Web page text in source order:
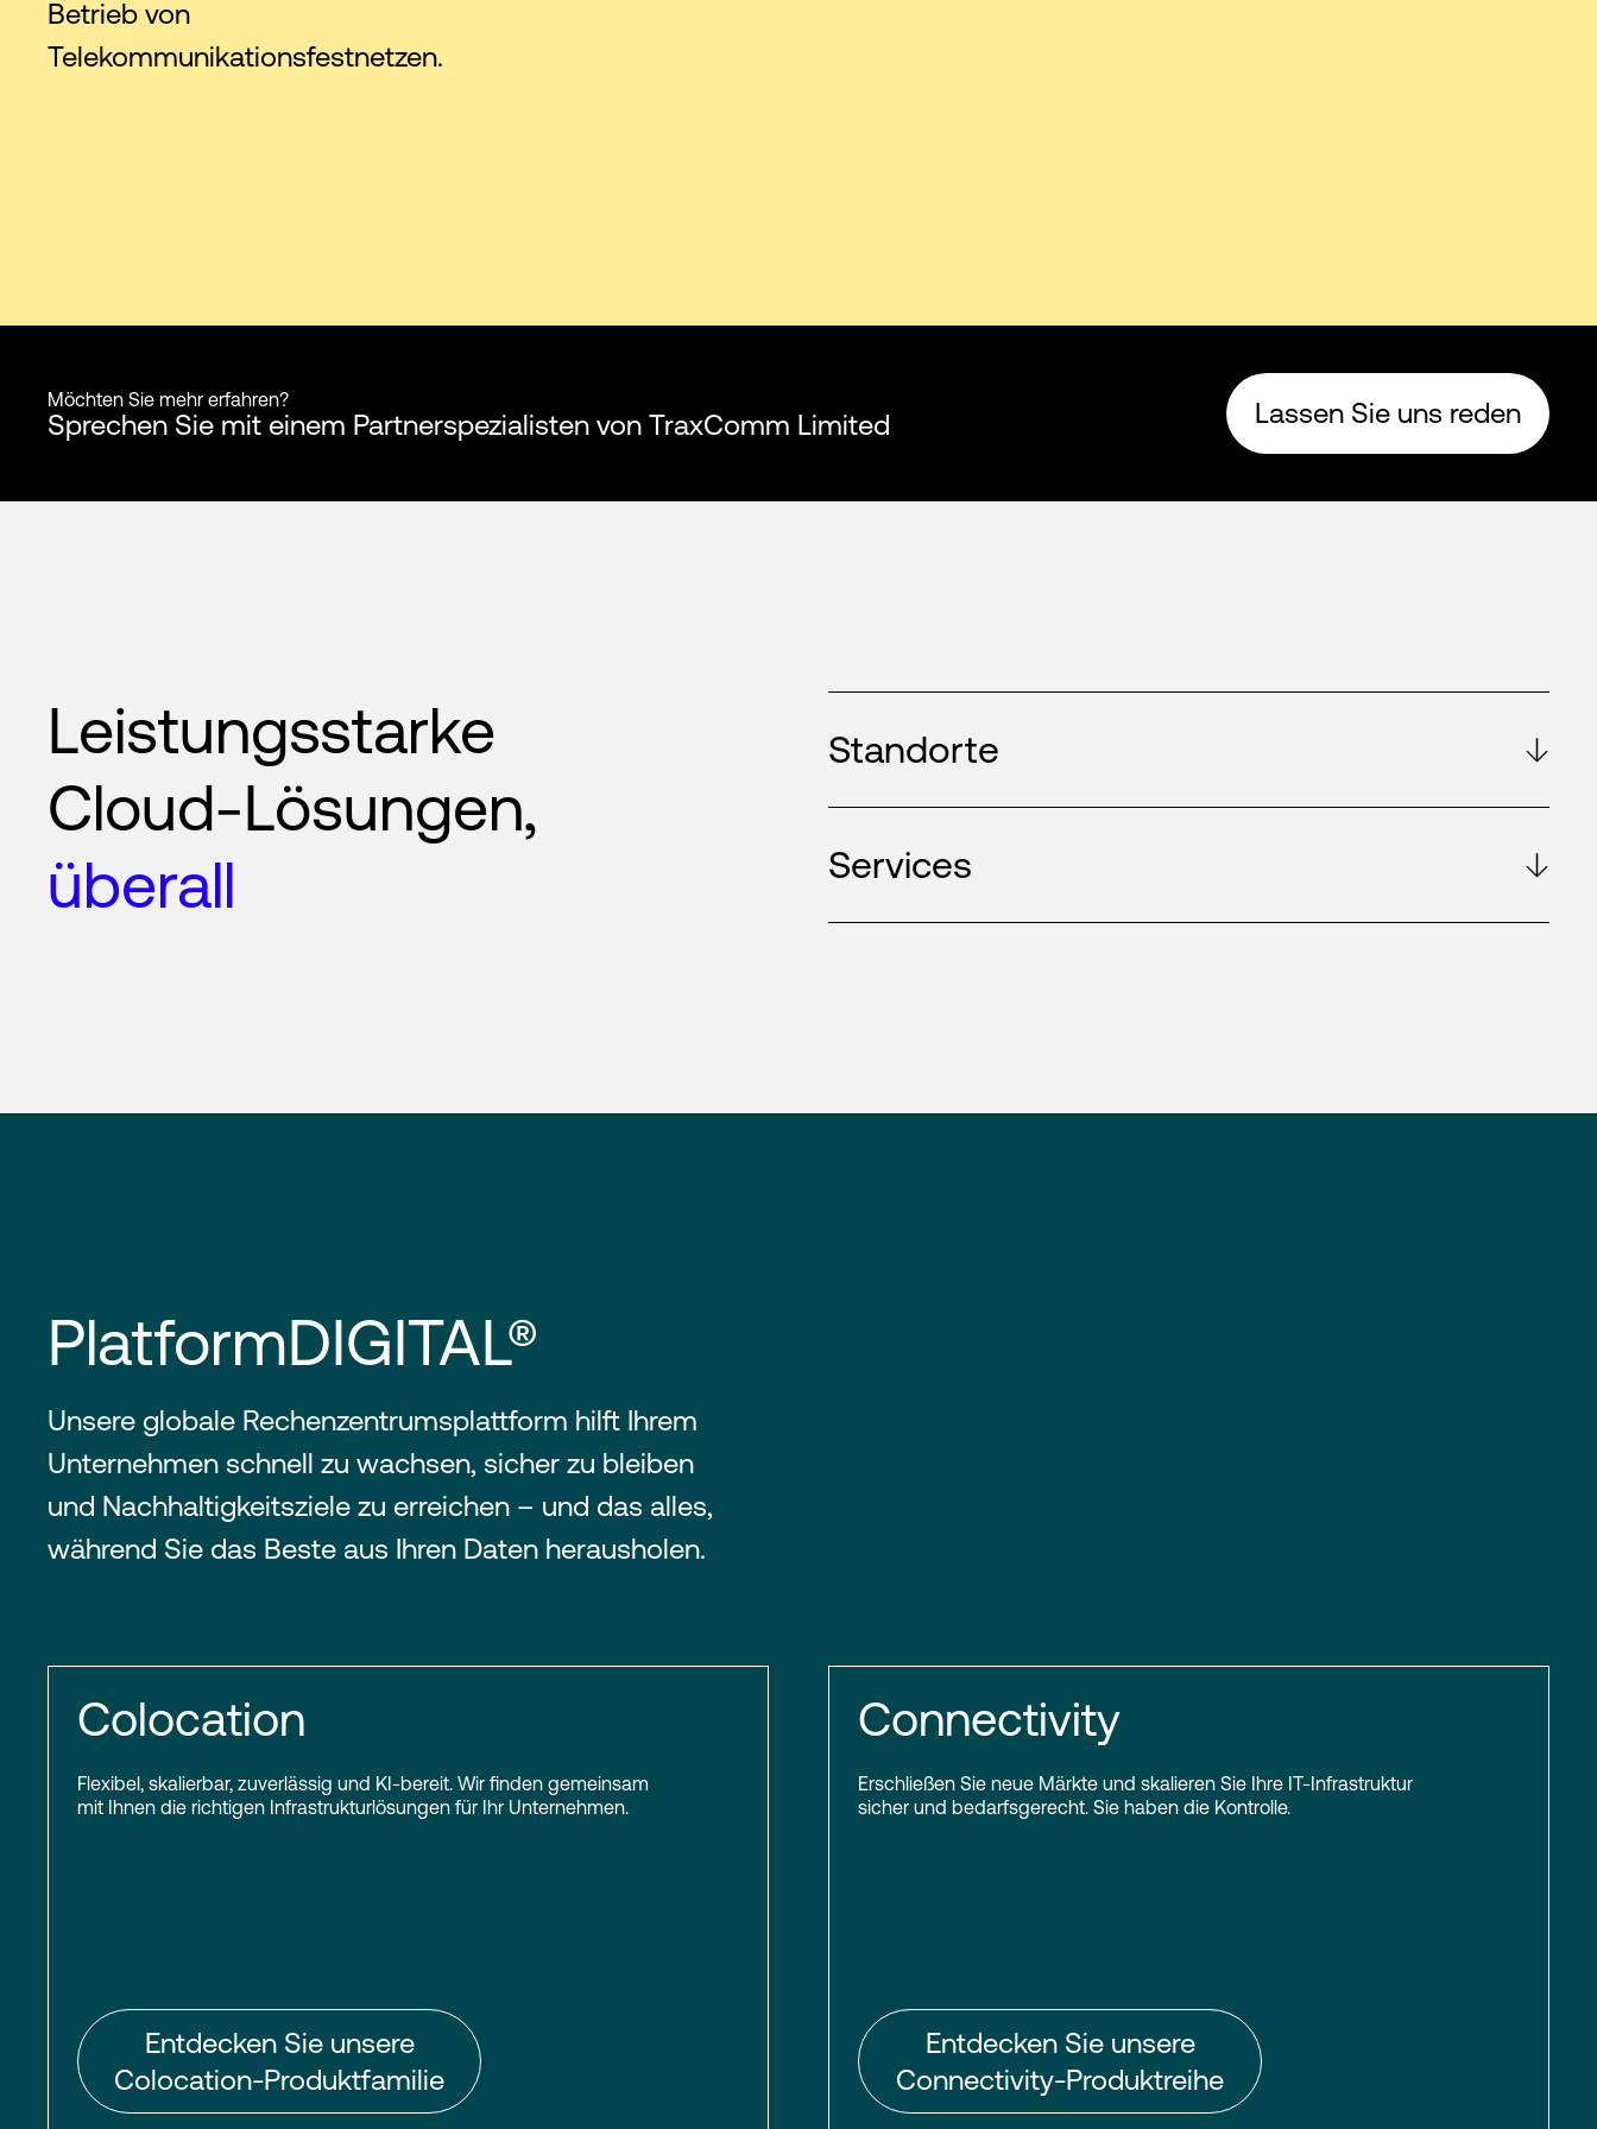
Betrieb von
Telekommunikationsfestnetzen.
Möchten Sie mehr erfahren?
Sprechen Sie mit einem Partnerspezialisten von TraxComm Limited Lassen Sie uns reden
Leistungsstarke
Cloud-Lösungen,
überall
Standorte
Services
PlatformDIGITAL®
Unsere globale Rechenzentrumsplattform hilft Ihrem
Unternehmen schnell zu wachsen, sicher zu bleiben
und Nachhaltigkeitsziele zu erreichen – und das alles,
während Sie das Beste aus Ihren Daten herausholen.
Colocation
Flexibel, skalierbar, zuverlässig und KI-bereit. Wir finden gemeinsam
mit Ihnen die richtigen Infrastrukturlösungen für Ihr Unternehmen.
Entdecken Sie unsere
Colocation-Produktfamilie
Connectivity
Erschließen Sie neue Märkte und skalieren Sie Ihre IT-Infrastruktur
sicher und bedarfsgerecht. Sie haben die Kontrolle.
Entdecken Sie unsere
Connectivity-Produktreihe